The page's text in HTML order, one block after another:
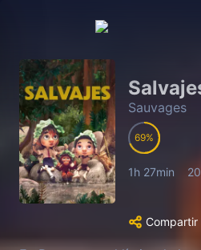
Sauvages
69
1h 27min
Compartir